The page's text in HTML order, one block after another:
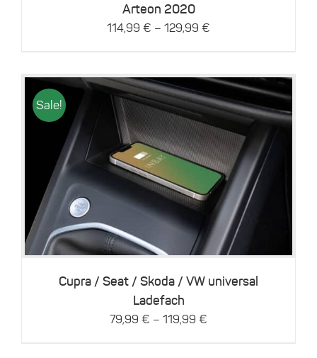
Arteon 2020
114,99 € – 129,99 €
Sale!
Dieses
Produkt
weist
mehrere
Varianten
auf.
Die
können
auf
der
Produktseite
Details
Cupra / Seat / Skoda / VW universal
Ladefach
79,99 € – 119,99 €